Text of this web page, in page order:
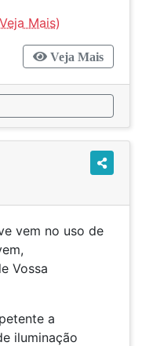
Veja Mais
vem no uso de
Vossa
a
iluminação